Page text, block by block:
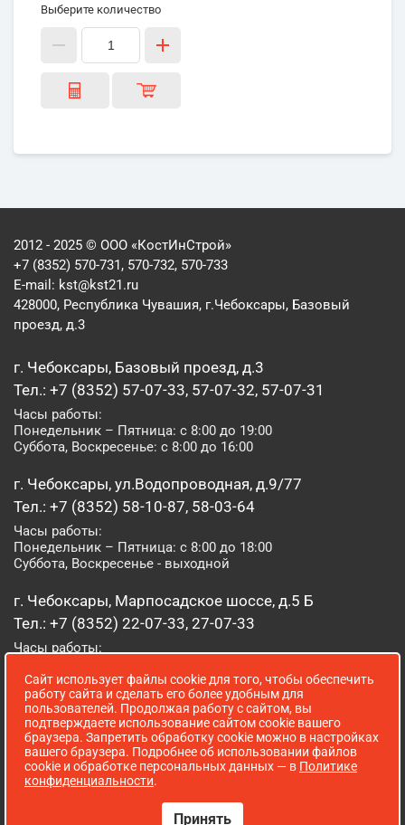
Выберите количество
2012 - 2025 © ООО «КостИнСтрой»
+7 (8352) 570-731, 570-732, 570-733
E-mail: kst@kst21.ru
428000, Республика Чувашия, г.Чебоксары, Базовый
проезд, д.3
г. Чебоксары, Базовый проезд, д.3
Тел.: +7 (8352) 57-07-33, 57-07-32, 57-07-31
Часы работы:
Понедельник – Пятница: с 8:00 до 19:00
Суббота, Воскресенье: с 8:00 до 16:00
г. Чебоксары, ул.Водопроводная, д.9/77
Тел.: +7 (8352) 58-10-87, 58-03-64
Часы работы:
Понедельник – Пятница: с 8:00 до 18:00
Суббота, Воскресенье - выходной
г. Чебоксары, Марпосадское шоссе, д.5 Б
Тел.: +7 (8352) 22-07-33, 27-07-33
Часы работы:
Суббота, Воскресенье: с 8:00 до 16:00
г. Йошкар-Ола, ул. Луначарского, д. 52 А
Тел.: (8362) 41-07-31
Часы работы:
Понедельник – Пятница: с 8:00 до 18:00
Сайт использует файлы cookie для того, чтобы обеспечить
работу сайта и сделать его более удобным для
пользователей. Продолжая работу с сайтом, вы
подтверждаете использование сайтом cookie вашего
браузера. Запретить обработку cookie можно в настройках
вашего браузера. Подробнее об использовании файлов
cookie и обработке персональных данных — в Политике
конфиденциальности.
Принять